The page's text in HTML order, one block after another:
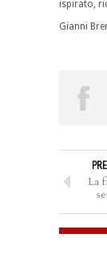
ispirato,
Gianni
La